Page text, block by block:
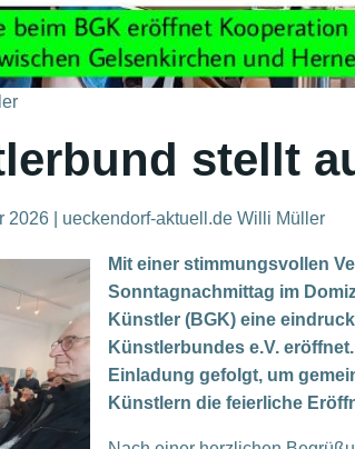
stellt
| ueckendorf-aktuell.de Willi Müller
Mit einer stimmungsvollen
Sonntagnachmittag im
Künstler (BGK) eine
Künstlerbundes e.V.
Einladung gefolgt, um
Künstlern die feierliche